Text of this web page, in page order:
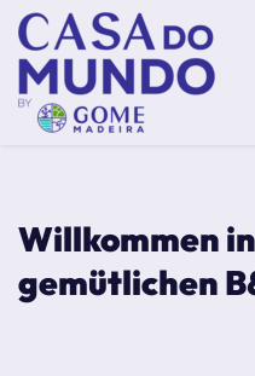
Willkommen
gemütlichen